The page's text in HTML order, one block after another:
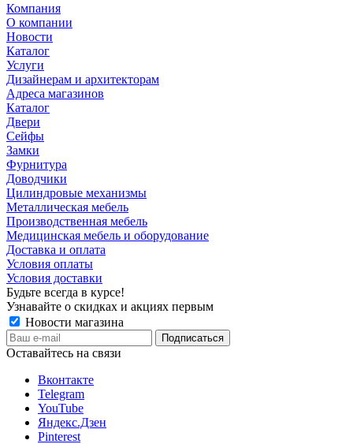
Компания
О компании
Новости
Каталог
Услуги
Дизайнерам и архитекторам
Адреса магазинов
Каталог
Двери
Сейфы
Замки
Фурнитура
Доводчики
Цилиндровые механизмы
Металлическая мебель
Производственная мебель
Медицинская мебель и оборудование
Доставка и оплата
Условия оплаты
Условия доставки
Будьте всегда в курсе!
Узнавайте о скидках и акциях первым
Новости магазина
Оставайтесь на связи
Вконтакте
Telegram
YouTube
Яндекс.Дзен
Pinterest